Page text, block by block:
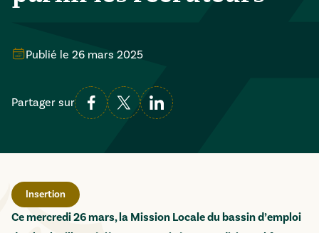
Publié le 26 mars 2025
Partager sur
Insertion
Ce mercredi 26 mars, la Mission Locale du bassin d’emploi